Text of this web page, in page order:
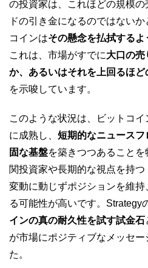
の投資家は、これほどの規模
ドの引き金になるのではない
コインはその懸念を払拭する
これは、市場がすでに大口の売
か、あるいはそれを上回るほ
を示唆しています。
このような状況は、ビットコ
に成熟し、 短期的なニュース
固な基盤を築きつつあること
関投資家や長期的な視点を持
変動に動じずポジションを維
る可能性が高いです。Strategy
インの真の耐久性を試す試金石
が市場にポジティブなメッセ
た。